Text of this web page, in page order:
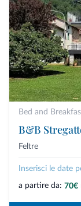
Bed and
B&B
Feltre
Inserisci le date
a partire da: 70€